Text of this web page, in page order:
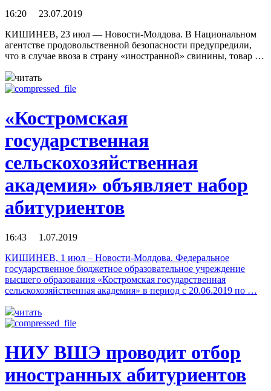
16:20 23.07.2019
КИШИНЕВ, 23 июл — Новости-Молдова. В Национальном
агентстве продовольственной безопасности предупредили,
что в случае ввоза в страну «иностранной» свинины, товар …
читать
«Костромская
государственная
сельскохозяйственная
академия» объявляет набор
абитуриентов
16:43 1.07.2019
КИШИНЕВ, 1 июл – Новости-Молдова. Федеральное
государственное бюджетное образовательное учреждение
высшего образования «Костромская государственная
сельскохозяйственная академия» в период с 20.06.2019 по …
читать
НИУ ВШЭ проводит отбор
иностранных абитуриентов